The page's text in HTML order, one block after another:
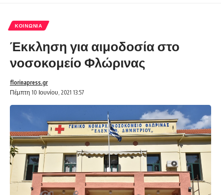
ΚΟΙΝΩΝΊΑ
Έκκληση για αιμοδοσία στο
νοσοκομείο Φλώρινας
Πέμπτη 10 Ιουνίου, 2021 13:57
florinapress.gr